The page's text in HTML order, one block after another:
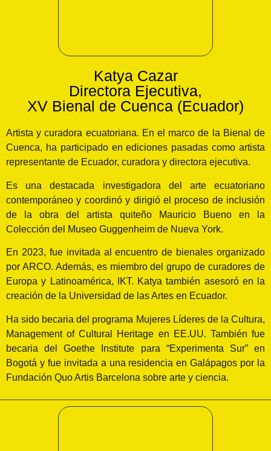
Katya Cazar
Directora Ejecutiva,
XV Bienal de Cuenca (Ecuador)
Artista y curadora ecuatoriana. En el marco de la Bienal de
Cuenca, ha participado en ediciones pasadas como artista
representante de Ecuador, curadora y directora ejecutiva.
Es una destacada investigadora del arte ecuatoriano
contemporáneo y coordinó y dirigió el proceso de inclusión
de la obra del artista quiteño Mauricio Bueno en la
Colección del Museo Guggenheim de Nueva York.
En 2023, fue invitada al encuentro de bienales organizado
por ARCO. Además, es miembro del grupo de curadores de
Europa y Latinoamérica, IKT. Katya también asesoró en la
creación de la Universidad de las Artes en Ecuador.
Ha sido becaria del programa Mujeres Líderes de la Cultura,
Management of Cultural Heritage en EE.UU. También fue
becaria del Goethe Institute para “Experimenta Sur” en
Bogotá y fue invitada a una residencia en Galápagos por la
Fundación Quo Artis Barcelona sobre arte y ciencia.